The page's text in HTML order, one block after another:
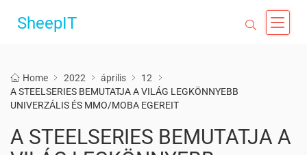
SheepIT
Home 2022 április
12
A STEELSERIES BEMUTATJA A VILÁG LEGKÖNNYEBB
UNIVERZÁLIS ÉS MMO/MOBA EGEREIT
A STEELSERIES BEMUTATJA A